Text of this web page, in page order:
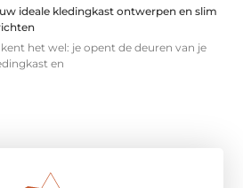
ideale kledingkast ontwerpen en slim
kent het wel: je opent de deuren van je
en